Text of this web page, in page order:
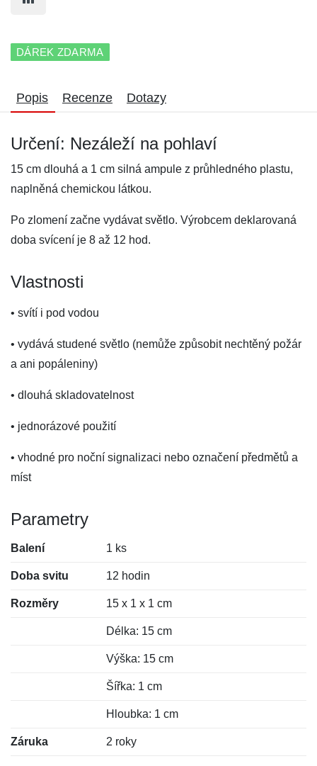
DÁREK ZDARMA
Popis Recenze Dotazy
Určení: Nezáleží na pohlaví
15 cm dlouhá a 1 cm silná ampule z průhledného plastu,
naplněná chemickou látkou.
Po zlomení začne vydávat světlo. Výrobcem deklarovaná
doba svícení je 8 až 12 hod.
Vlastnosti
• svítí i pod vodou
• vydává studené světlo (nemůže způsobit nechtěný požár
a ani popáleniny)
• dlouhá skladovatelnost
• jednorázové použití
• vhodné pro noční signalizaci nebo označení předmětů a
míst
Parametry
Balení 1 ks
Doba svitu 12 hodin
Rozměry 15 x 1 x 1 cm
Délka: 15 cm
Výška: 15 cm
Šířka: 1 cm
Hloubka: 1 cm
Záruka 2 roky